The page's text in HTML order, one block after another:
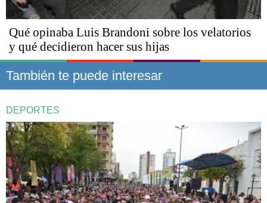
Qué opinaba Luis Brandoni sobre los velatorios
y qué decidieron hacer sus hijas
También te puede interesar
DEPORTES